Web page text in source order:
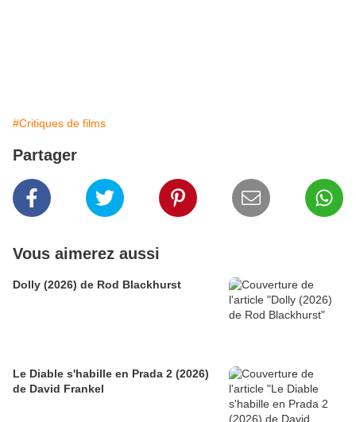
#Critiques de films
Partager
Vous aimerez aussi
Dolly (2026) de Rod Blackhurst
Le Diable s'habille en Prada 2 (2026)
de David Frankel